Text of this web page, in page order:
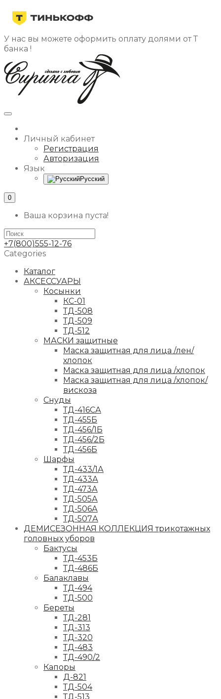
У нас вы можете оформить оплату долями от Т
банка !
Личный кабинет
Регистрация
Авторизация
Язык
Русский
0
Ваша корзина пуста!
+7(800)555-12-76
Categories
Каталог
АКСЕССУАРЫ
Косынки
КС-01
ТД-508
ТД-509
ТД-512
МАСКИ защитные
Маска защитная для лица /лен/
хлопок
Маска защитная для лица /хлопок
Маска защитная для лица /хлопок/
вискоза
Снуды
ТД-416СА
ТД-455Б
ТД-456/1Б
ТД-456/2Б
ТД-456Б
Шарфы
ТД-433/1А
ТД-433А
ТД-473А
ТД-505А
ТД-506А
ТД-507А
ДЕМИСЕЗОННАЯ КОЛЛЕКЦИЯ трикотажных
головных уборов
Бактусы
ТД-453Б
ТД-486Б
Балаклавы
ТД-494
ТД-500
Береты
ТД-281
ТД-313
ТД-320
ТД-483
ТД-490/2
Капоры
Д-821
ТД-504
ТД-513